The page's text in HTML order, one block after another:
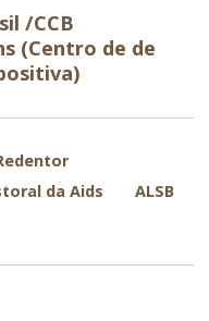
/CCB
(Centro de de
da Aids
ALSB